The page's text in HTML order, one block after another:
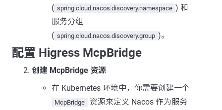
( spring.cloud.nacos.discovery.namespace ) 和
服务分组
( spring.cloud.nacos.discovery.group )。
配置 Higress McpBridge
创建 McpBridge 资源
在 Kubernetes 环境中，你需要创建一个
McpBridge
资源来定义 Nacos 作为服务